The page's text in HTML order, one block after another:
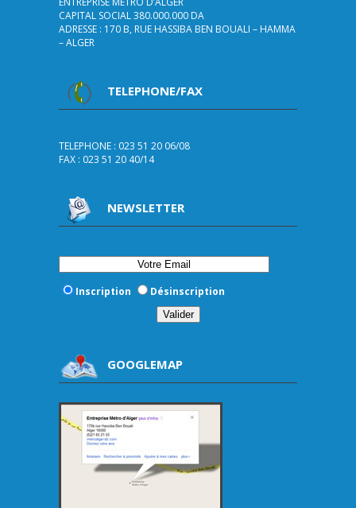
CAPITAL SOCIAL 380.000.000 DA
ADRESSE : 170 B, RUE HASSIBA BEN BOUALI – HAMMA
– ALGER
TELEPHONE/FAX
TELEPHONE : 023 51 20 06/08
FAX : 023 51 20 40/14
NEWSLETTER
Inscription Désinscription
GOOGLEMAP